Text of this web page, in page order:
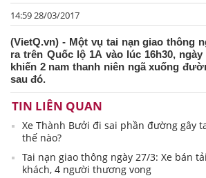
14:59 28/03/2017
(VietQ.vn) - Một vụ tai nạn giao thông
ra trên Quốc lộ 1A vào lúc 16h30,
khiến 2 nam thanh niên ngã xuống
sau đó.
TIN LIÊN QUAN
Xe Thành Bưởi đi sai phần đường gây
thế nào?
Tai nạn giao thông ngày 27/3: Xe bán
khách, 4 người thương vong